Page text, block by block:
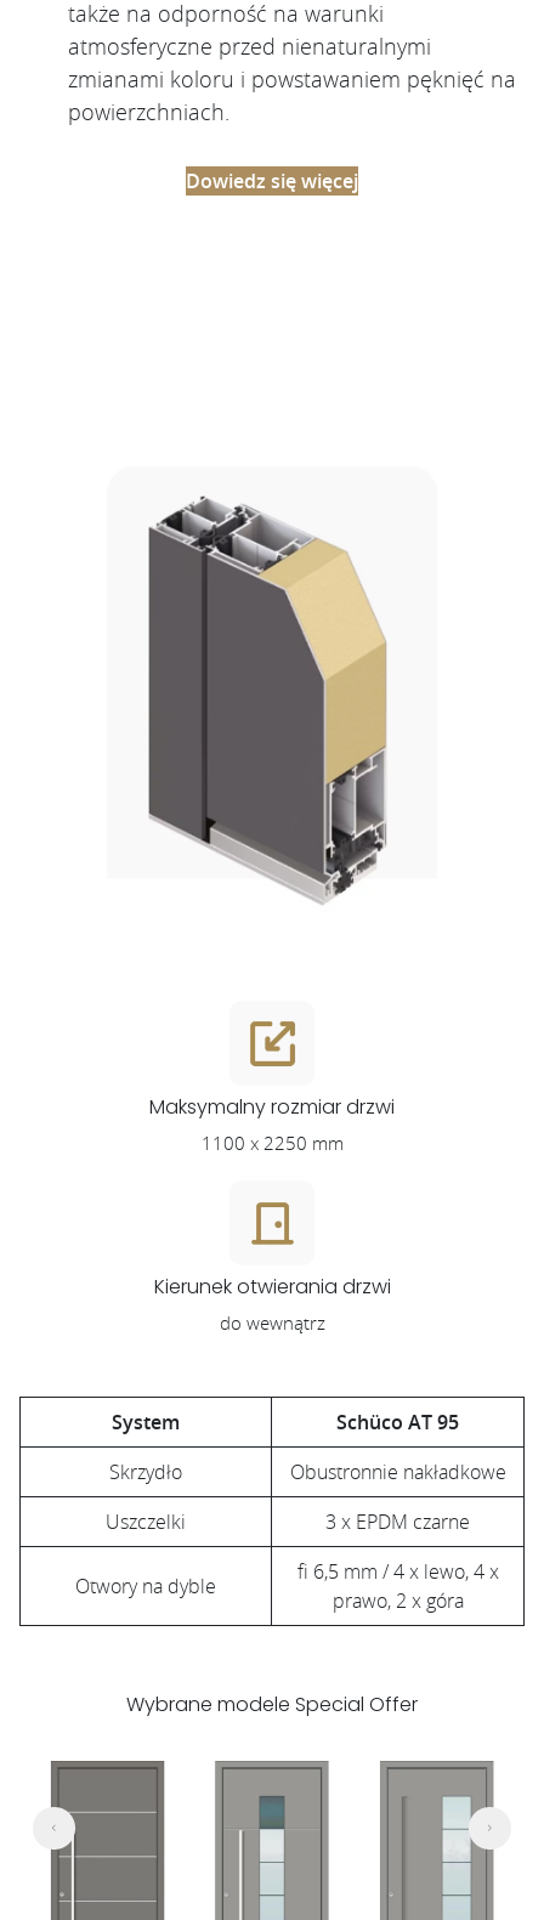
także na odporność na warunki
atmosferyczne przed nienaturalnymi
zmianami koloru i powstawaniem pęknięć na
powierzchniach.
Dowiedz się więcej
Maksymalny rozmiar drzwi
1100 x 2250 mm
Kierunek otwierania drzwi
do wewnątrz
System
Schüco AT 95
Skrzydło
Obustronnie nakładkowe
Uszczelki
3 x EPDM czarne
Otwory na dyble
fi 6,5 mm / 4 x lewo, 4 x
prawo, 2 x góra
Paleta kolorów Special Offer